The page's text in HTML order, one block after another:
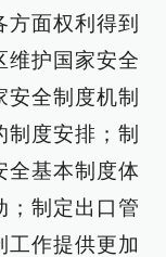
面权利得到
维护国家安全
全制度机制
度安排；制
全基本制度体
；制定出口管
工作提供更加